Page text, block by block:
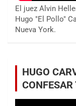
El juez Alvin
Hugo "El Pollo"
Nueva York.
HUGO
CONFESAR